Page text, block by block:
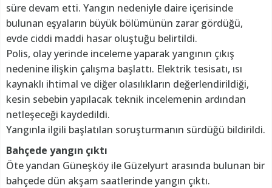
süre devam etti. Yangın nedeniyle daire içerisinde
bulunan eşyaların büyük bölümünün zarar gördüğü,
evde ciddi maddi hasar oluştuğu belirtildi.
Polis, olay yerinde inceleme yaparak yangının çıkış
nedenine ilişkin çalışma başlattı. Elektrik tesisatı, ısı
kaynaklı ihtimal ve diğer olasılıkların değerlendirildiği,
kesin sebebin yapılacak teknik incelemenin ardından
netleşeceği kaydedildi.
Yangınla ilgili başlatılan soruşturmanın sürdüğü bildirildi.
Bahçede yangın çıktı
Öte yandan Güneşköy ile Güzelyurt arasında bulunan bir
bahçede dün akşam saatlerinde yangın çıktı.